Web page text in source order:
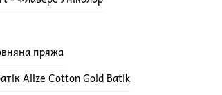
пряжа
Alize Cotton Gold Batik